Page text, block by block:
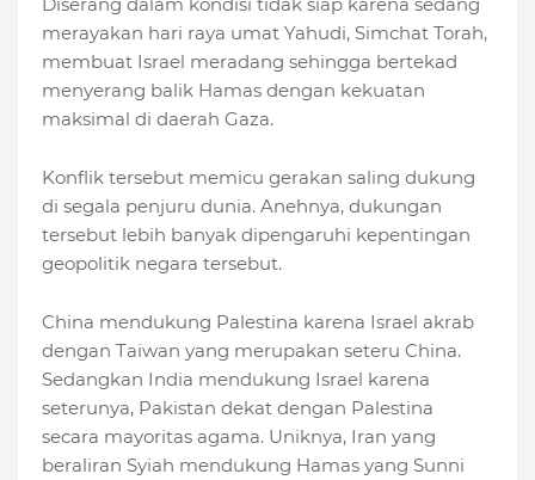
merayakan hari raya umat Yahudi, Simchat Torah,
membuat Israel meradang sehingga bertekad
menyerang balik Hamas dengan kekuatan
maksimal di daerah Gaza.
Konflik tersebut memicu gerakan saling dukung
di segala penjuru dunia. Anehnya, dukungan
tersebut lebih banyak dipengaruhi kepentingan
geopolitik negara tersebut.
China mendukung Palestina karena Israel akrab
dengan Taiwan yang merupakan seteru China.
Sedangkan India mendukung Israel karena
seterunya, Pakistan dekat dengan Palestina
secara mayoritas agama. Uniknya, Iran yang
beraliran Syiah mendukung Hamas yang Sunni